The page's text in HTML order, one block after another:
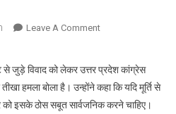
Leave A CommentOn
विवाद:
अजय
राय
जुड़े विवाद को लेकर उत्तर प्रदेश कांग्रेस
हमला बोला है। उन्होंने कहा कि यदि मूर्ति से
इसके ठोस सबूत सार्वजनिक करने चाहिए।